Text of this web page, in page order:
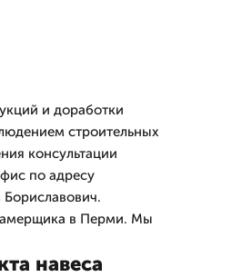
и доработки
строительных
консультации
по адресу
в Перми. Мы
навеса